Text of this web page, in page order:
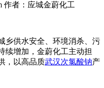
作者：应城金蔚化工
乡供水安全、环境消杀、污
续增加，金蔚化工主动担
，以高品质武汉次氯酸钠产